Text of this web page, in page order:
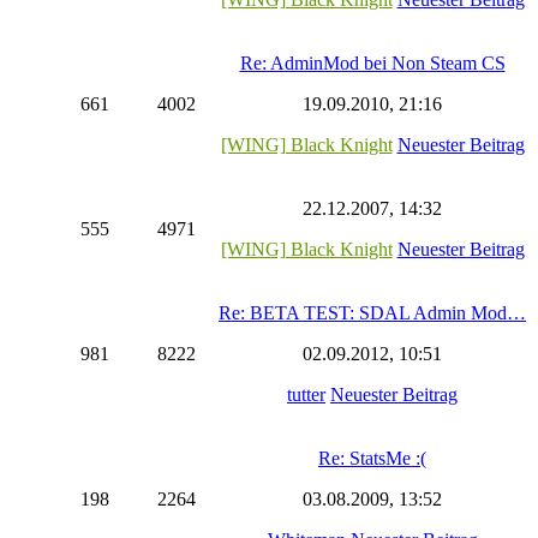
661 4002
Re: AdminMod bei Non Steam CS
19.09.2010, 21:16
[WING] Black Knight Neuester Beitrag
555 4971
22.12.2007, 14:32
[WING] Black Knight Neuester Beitrag
981 8222
Re: BETA TEST: SDAL Admin Mod…
02.09.2012, 10:51
tutter Neuester Beitrag
198 2264
Re: StatsMe :(
03.08.2009, 13:52